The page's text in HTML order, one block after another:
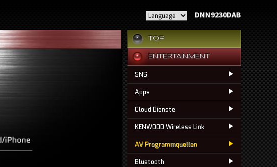
DNN9230DAB
TOP
ENTERTAINMENT
SNS
Apps
Cloud Dienste
KENWOOD Wireless Link
AV Programmquellen
Bluetooth